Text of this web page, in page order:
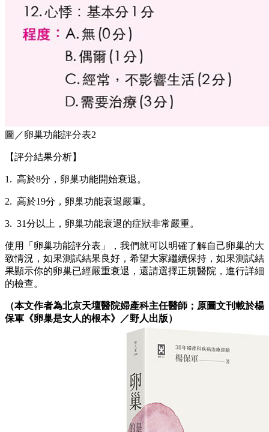
圖／卵巢功能評分表2
【評分結果分析】
1. 高於8分，卵巢功能開始衰退。
2. 高於19分，卵巢功能衰退嚴重。
3. 31分以上，卵巢功能衰退的症狀非常嚴重。
使用「卵巢功能評分表」，我們就可以明確了解自己卵巢的大
致情況，如果測試結果良好，希望大家繼續保持，如果測試結
果顯示你的卵巢已經嚴重衰退，還請選擇正規醫院，進行詳細
的檢查。
（本文作者為北京天壇醫院婦產科主任醫師；原圖文刊載於楊
保軍《卵巢是女人的根本》／野人出版）